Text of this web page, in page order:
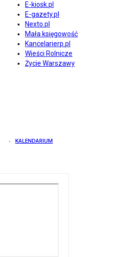
E-kiosk.pl
E-gazety.pl
Nexto.pl
Mała księgowość
Kancelarierp.pl
Wieści Rolnicze
Życie Warszawy
KALENDARIUM